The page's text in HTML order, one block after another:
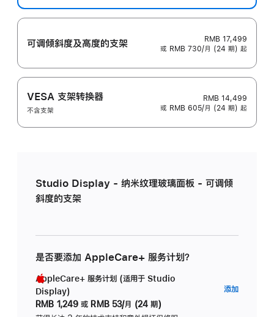
可调倾斜度及高‍度的支‍架
RMB 17,499
或 RMB 730/月 (24 期) 起
VESA 支架转换器
不含支架
RMB 14,499
或 RMB 605/月 (24 期) 起
Studio Display - 纳米纹理玻璃面板 - 可调倾
斜度的支架
是否要添加 AppleCare+ 服务计划？
AppleCare+ 服务计划 (适用于 Studio
Display)
RMB 1,249 或 RMB 53/月 (24 期)
添加